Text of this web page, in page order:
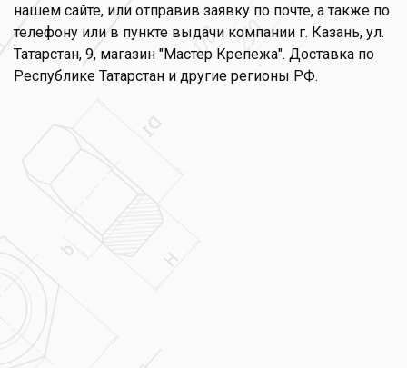
нашем сайте, или отправив заявку по почте, а также по
телефону или в пункте выдачи компании г. Казань, ул.
Татарстан, 9, магазин "Мастер Крепежа". Доставка по
Республике Татарстан и другие регионы РФ.